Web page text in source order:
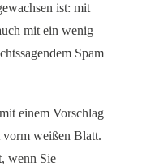
ist: mit
mit ein wenig
Spam
einem Vorschlag
vorm weißen Blatt.
wenn Sie